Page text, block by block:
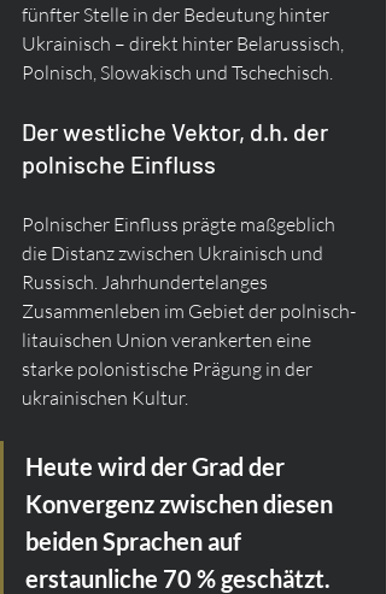
fünfter Stelle in der Bedeutung hinter
Ukrainisch – direkt hinter Belarussisch,
Polnisch, Slowakisch und Tschechisch.
Der westliche Vektor, d.h. der
polnische Einfluss
Polnischer Einfluss prägte maßgeblich
die Distanz zwischen Ukrainisch und
Russisch. Jahrhundertelanges
Zusammenleben im Gebiet der polnisch-
litauischen Union verankerten eine
starke polonistische Prägung in der
ukrainischen Kultur.
Heute wird der Grad der
Konvergenz zwischen diesen
beiden Sprachen auf
erstaunliche 70 % geschätzt.